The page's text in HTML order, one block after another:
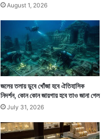
August 1, 2026
জলের তলায় ডুবে খোঁজা হবে ঐতিহাসিক
নিদর্শন, কোন কোন জায়গায় হবে তাও জানা গেল
July 31, 2026